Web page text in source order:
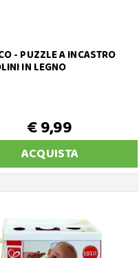
- PUZZLE A INCASTRO
IN LEGNO
€ 9,99
ACQUISTA